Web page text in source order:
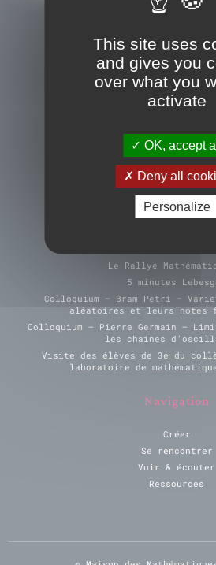
Nous contacter
Le Rallye
5 minutes
Colloquium – Bram Petri –
aléatoires et leurs notes
Colloquium – Pierre Germain –
les chaines
Visite des élèves de 3e du
laboratoire de
Navigation
Créer
Se rencontrer
Voir & écouter
Ressources
This site uses
and gives you
over what you
activate
OK, accept all
Deny all
Personalize